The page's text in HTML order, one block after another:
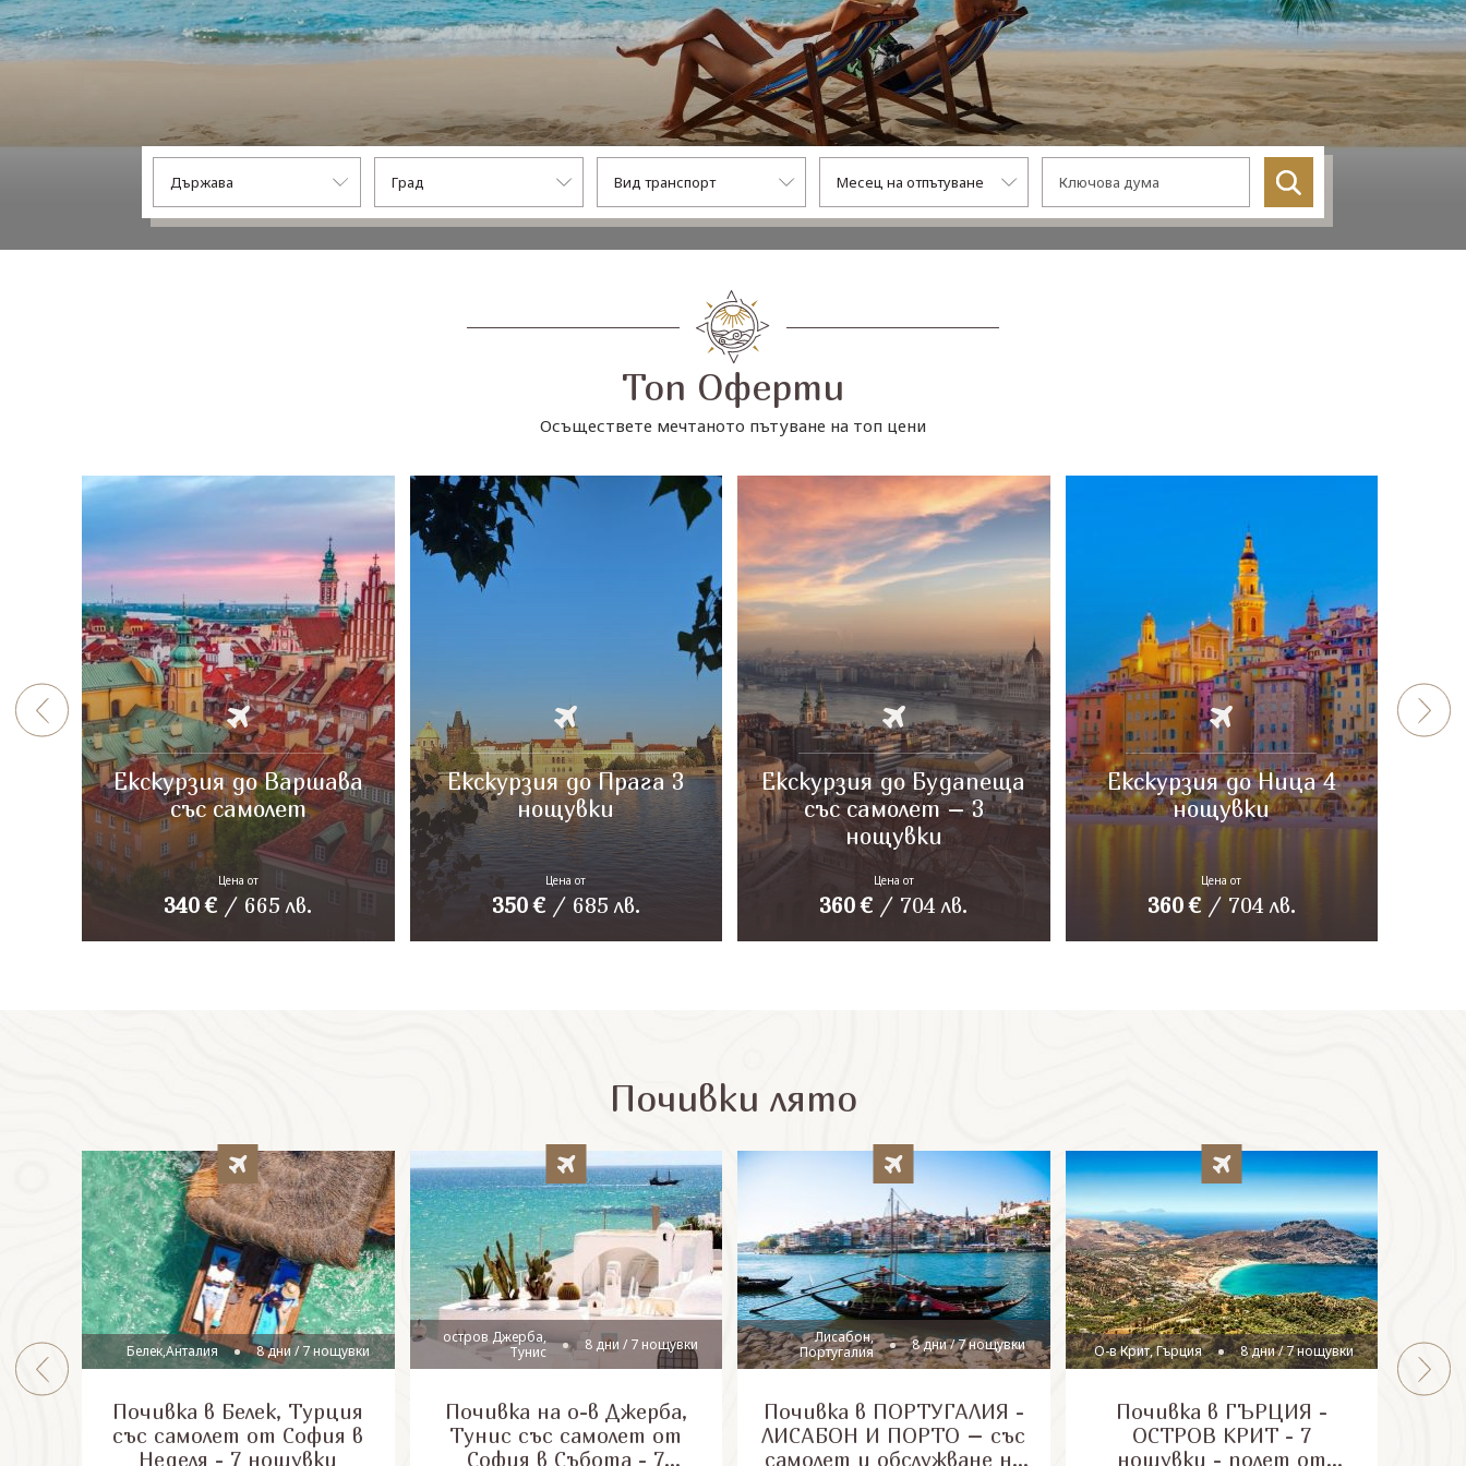
Топ Оферти
Осъществете мечтаното пътуване на топ цени
Екскурзия до Варшава
със самолет
Цена от
340 € / 665 лв.
Екскурзия до Прага 3
нощувки
Цена от
350 €/ 685 лв.
Екскурзия до Будапеща
със самолет – 3
нощувки
Цена от
360 € / 704 лв.
Екскурзия до Ница 4
нощувки
Цена от
360 €/ 704 лв.
Почивки лято
Белек,Анталия 8 дни / 7 нощувки
Почивка в Белек, Турция
със самолет от София в
Неделя - 7 нощувки
остров Джерба,
Тунис
8 дни / 7 нощувки
Почивка на о-в Джерба,
Тунис със самолет от
София в Събота - 7
Лисабон,
Португалия
8 дни / 7 нощувки
Почивка в ПОРТУГАЛИЯ -
ЛИСАБОН И ПОРТО – със
самолет и обслужване на
О-в Крит, Гърция 8 дни / 7 нощувки
Почивка в ГЪРЦИЯ -
ОСТРОВ КРИТ - 7
нощувки - полет от